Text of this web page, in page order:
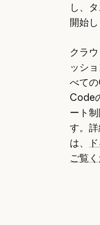
し、
開始し
クラ
ッシ
べて
Code
ート
す。
は、
ご覧